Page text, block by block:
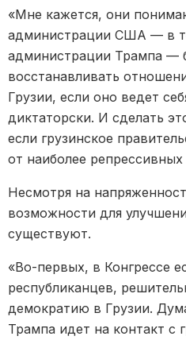
«Мне кажется, они
администрации США — в
администрации Трампа —
восстанавливать
Грузии, если оно ведет
диктаторски. И сделать
если грузинское
от наиболее
Несмотря на
возможности для
существуют.
«Во-первых, в Конгрессе
республиканцев,
демократию в Грузии.
Трампа идет на контакт с